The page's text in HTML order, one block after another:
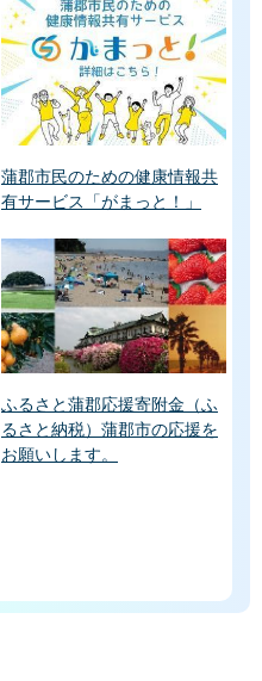
蒲郡市民のための健康情報共
有サービス「がまっと！」
ふるさと蒲郡応援寄附金（ふ
るさと納税）蒲郡市の応援を
お願いします。